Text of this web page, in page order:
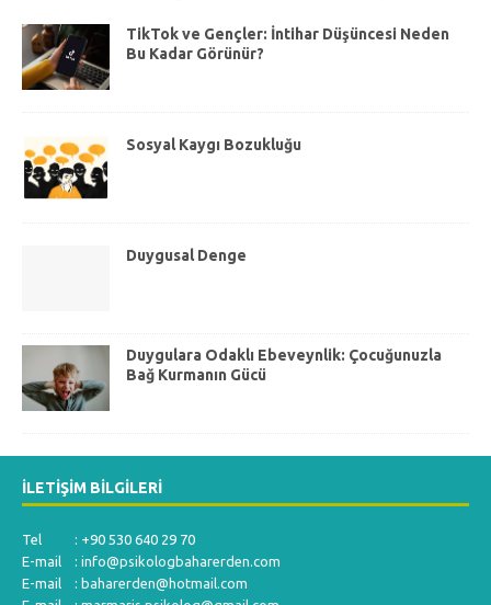
TikTok ve Gençler: İntihar Düşüncesi Neden
Bu Kadar Görünür?
Sosyal Kaygı Bozukluğu
Duygusal Denge
Duygulara Odaklı Ebeveynlik: Çocuğunuzla
Bağ Kurmanın Gücü
İLETIŞIM BILGILERI
Tel : +90 530 640 29 70
E-mail : info@psikologbaharerden.com
E-mail : baharerden@hotmail.com